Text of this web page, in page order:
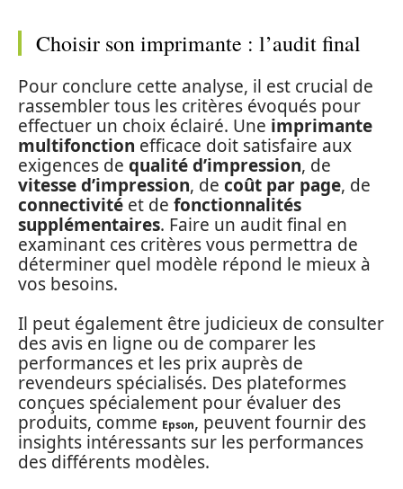
Choisir son imprimante : l’audit final
Pour conclure cette analyse, il est crucial de
rassembler tous les critères évoqués pour
effectuer un choix éclairé. Une imprimante
multifonction efficace doit satisfaire aux
exigences de qualité d’impression, de
vitesse d’impression, de coût par page, de
connectivité et de fonctionnalités
supplémentaires. Faire un audit final en
examinant ces critères vous permettra de
déterminer quel modèle répond le mieux à
vos besoins.
Il peut également être judicieux de consulter
des avis en ligne ou de comparer les
performances et les prix auprès de
revendeurs spécialisés. Des plateformes
conçues spécialement pour évaluer des
produits, comme Epson, peuvent fournir des
insights intéressants sur les performances
des différents modèles.